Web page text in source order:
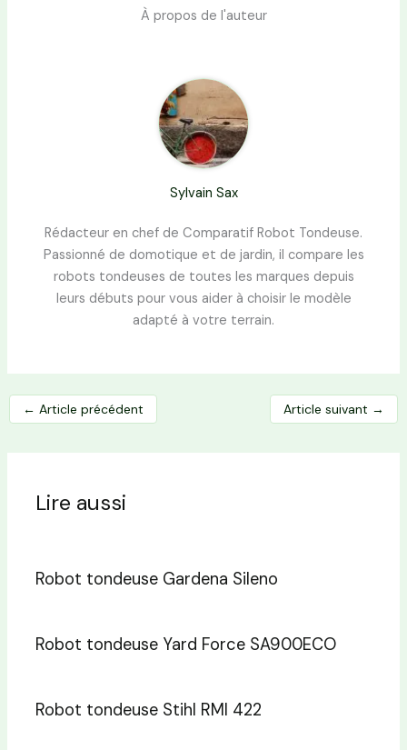
À propos de l'auteur
Sylvain Sax
Rédacteur en chef de Comparatif Robot Tondeuse.
Passionné de domotique et de jardin, il compare les
robots tondeuses de toutes les marques depuis
leurs débuts pour vous aider à choisir le modèle
adapté à votre terrain.
← Article précédent Article suivant →
Lire aussi
Robot tondeuse Gardena Sileno
Robot tondeuse Yard Force SA900ECO
Robot tondeuse Stihl RMI 422